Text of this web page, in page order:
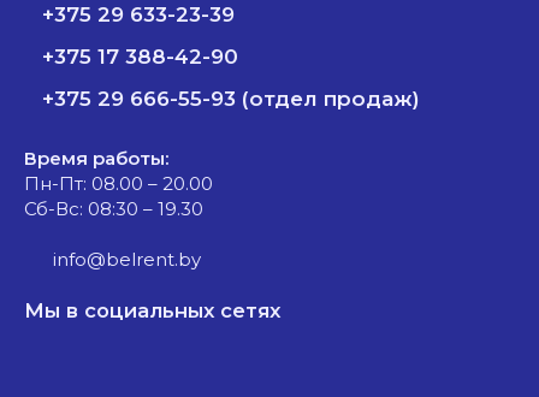
+375 29 633-23-39
+375 17 388-42-90
+375 29 666-55-93 (отдел продаж)
Время работы:
Пн-Пт: 08.00 – 20.00
Сб-Вс: 08:30 – 19.30
info@belrent.by
Мы в социальных сетях